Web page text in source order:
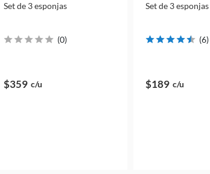
Set de 3 esponjas
(0)
$359 c/u
Set de 3 esponjas
(6)
$189 c/u